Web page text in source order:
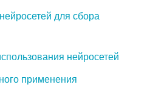
для сбора
нейросетей
применения